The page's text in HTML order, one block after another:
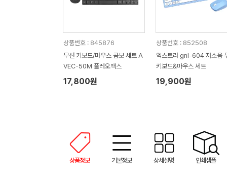
상품번호 : 845876
무선 키보드/마우스 콤보 세트 A
VEC-50M 플레오맥스
17,800원
상품번호 : 852508
엑스트라 gni-604 저소음
키보드&마우스 세트
19,900원
상품정보 기본정보 상세설명 인쇄샘플